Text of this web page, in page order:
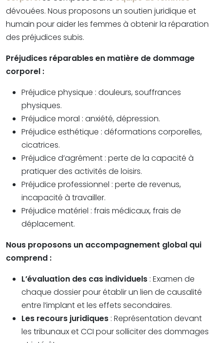
dévouées. Nous proposons un soutien juridique et
humain pour aider les femmes à obtenir la réparation
des préjudices subis.
Préjudices réparables en matière de dommage
corporel :
Préjudice physique : douleurs, souffrances
physiques.
Préjudice moral : anxiété, dépression.
Préjudice esthétique : déformations corporelles,
cicatrices.
Préjudice d’agrément : perte de la capacité à
pratiquer des activités de loisirs.
Préjudice professionnel : perte de revenus,
incapacité à travailler.
Préjudice matériel : frais médicaux, frais de
déplacement.
Nous proposons un accompagnement global qui
comprend :
L’évaluation des cas individuels : Examen de
chaque dossier pour établir un lien de causalité
entre l’implant et les effets secondaires.
Les recours juridiques : Représentation devant
les tribunaux et CCI pour solliciter des dommages